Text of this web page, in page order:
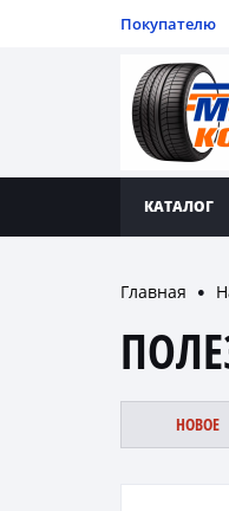
Покупателю
КАТАЛОГ
Главная ●
НОВОЕ